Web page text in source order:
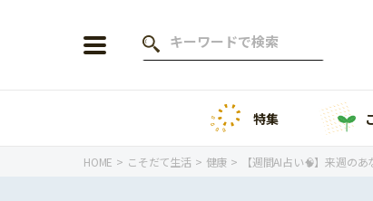
特集
HOME こそだて生活 健康 【週間AI占い🧠】来週の